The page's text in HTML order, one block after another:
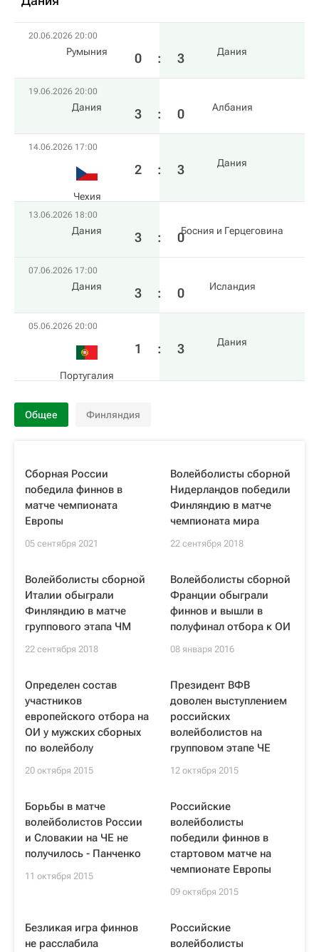
20.06.2026 20:00
Румыния 0 : 3 Дания
19.06.2026 20:00
Дания 3 : 0 Албания
14.06.2026 17:00
Чехия
2 : 3 Дания
13.06.2026 18:00
Дания 3 : 0Босния и Герцеговина
07.06.2026 17:00
Дания 3 : 0 Исландия
05.06.2026 20:00
Португалия
1 : 3 Дания
Общее Финляндия
Сборная России
победила финнов в
матче чемпионата
Европы
05 сентября 2021
Волейболисты сборной
Нидерландов победили
Финляндию в матче
чемпионата мира
22 сентября 2018
Волейболисты сборной
Италии обыграли
Финляндию в матче
группового этапа ЧМ
22 сентября 2018
Волейболисты сборной
Франции обыграли
финнов и вышли в
полуфинал отбора к ОИ
08 января 2016
Определен состав
участников
европейского отбора на
ОИ у мужских сборных
по волейболу
20 октября 2015
Президент ВФВ
доволен выступлением
российских
волейболистов на
групповом этапе ЧЕ
12 октября 2015
Борьбы в матче
волейболистов России
и Словакии на ЧЕ не
получилось - Панченко
11 октября 2015
Российские
волейболисты
победили финнов в
стартовом матче на
чемпионате Европы
09 октября 2015
Безликая игра финнов
не расслабила
Российские
волейболисты